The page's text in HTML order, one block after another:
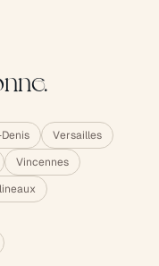
Versailles
Vincennes